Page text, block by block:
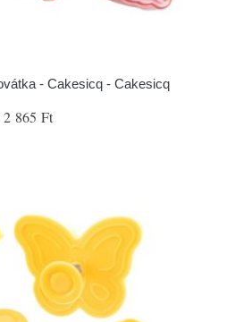
- Cakesicq - Cakesicq
2 865 Ft